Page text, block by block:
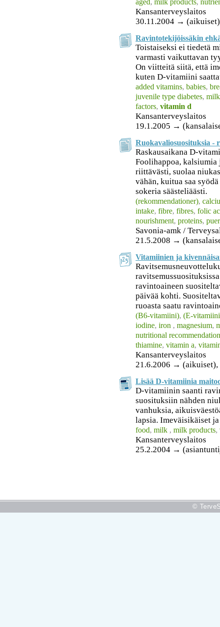
Kansanterveyslaitos
30.11.2004 →
Ravintotekijöissäkin
Toistaiseksi ei tiedetä
varmasti vaikuttavan
On viitteitä siitä, että
kuten D-vitamiini
added vitamins, babies,
juvenile type diabetes,
factors, vitamin d
Kansanterveyslaitos
19.1.2005 →
Ruokavaliosuosituksia -
Raskausaikana D-
Foolihappoa, kalsiumia
riittävästi, suolaa
vähän, kuitua saa
sokeria säästeliäästi.
(rekommendationer),
intake, fibre, fibres, folic
nourishment, proteins,
Savonia-amk /
21.5.2008 →
Vitamiinien ja
ravintoaineen
päivää kohti.
ruoasta saatu
(B6-vitamiini), (E-
iodine, iron , magnesium,
nutritional
thiamine, vitamin a,
Kansanterveyslaitos
21.6.2006 → (aikuiset),
Lisää D-vitamiinia
D-vitamiinin saanti
suosituksiin nähden
vanhuksia,
lapsia. Imeväisikäiset
food, milk , milk products,
Kansanterveyslaitos
25.2.2004 →
©